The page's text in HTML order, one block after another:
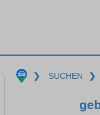
❯ SUCHEN ❯